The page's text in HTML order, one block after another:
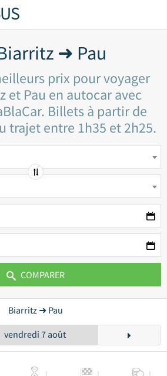
➜ Pau
prix pour voyager
et Pau en autocar avec
Billets à partir de
trajet entre 1h35 et 2h25.
COMPARER
Biarritz ➜ Pau
vendredi 7 août